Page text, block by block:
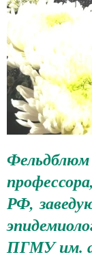
РФ,
ПГМУ им.